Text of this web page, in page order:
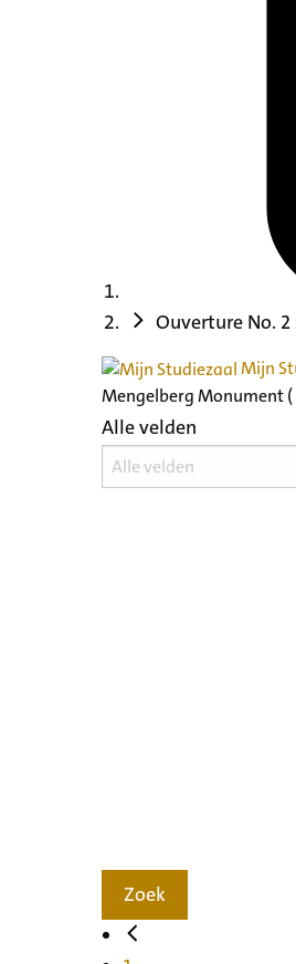
Ouverture No. 2
Mijn
Mengelberg Monument
Alle velden
Zoek